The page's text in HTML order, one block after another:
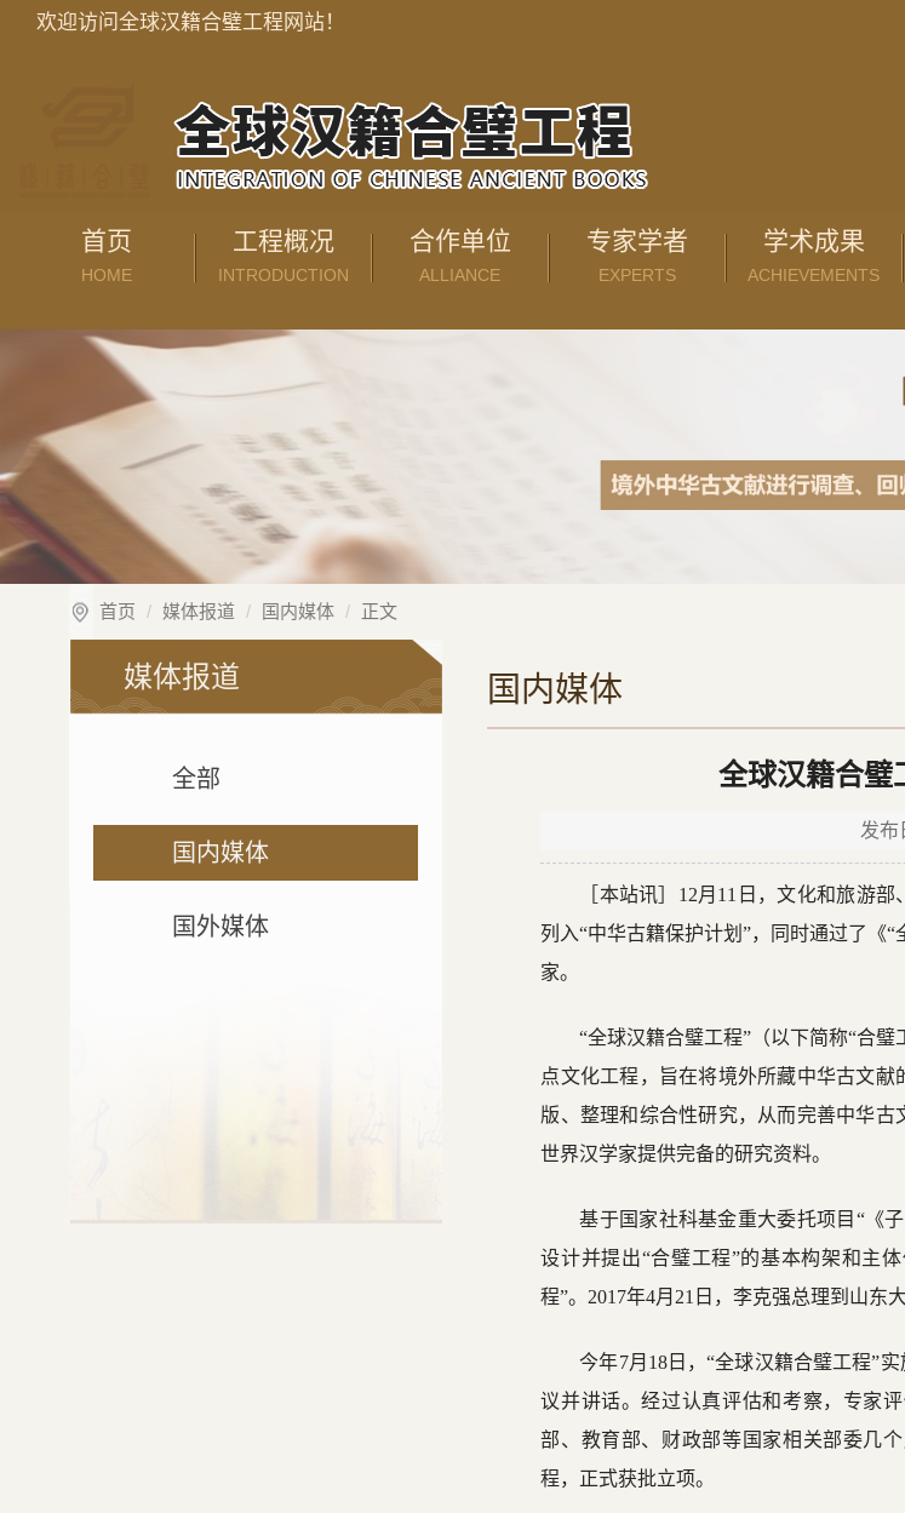
欢迎访问全球汉籍合璧工程网站！
首页
HOME
工程概况
INTRODUCTION
合作单位
ALLIANCE
专家学者
EXPERTS
学术成果
ACHIEVEMENTS
首页 媒体报道 国内媒体 正文
媒体报道
全部
国内媒体
国外媒体
国内媒体
全球汉籍合璧
发布
［本站讯］12月11日，文化和旅游
列入“中华古籍保护计划”，同时通过了《
家。
“全球汉籍合璧工程”（以下简称“合
点文化工程，旨在将境外所藏中华古文
版、整理和综合性研究，从而完善中华
世界汉学家提供完备的研究资料。
基于国家社科基金重大委托项目“《
设计并提出“合璧工程”的基本构架和主
程”。2017年4月21日，李克强总理到山东
今年7月18日，“全球汉籍合璧工程”
议并讲话。经过认真评估和考察，专家
部、教育部、财政部等国家相关部委几
程，正式获批立项。